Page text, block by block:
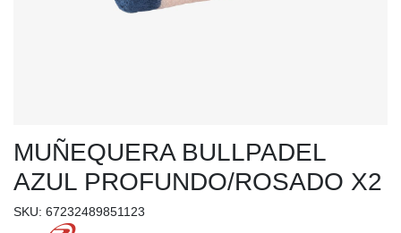
MUÑEQUERA BULLPADEL
AZUL PROFUNDO/ROSADO X2
SKU: 67232489851123